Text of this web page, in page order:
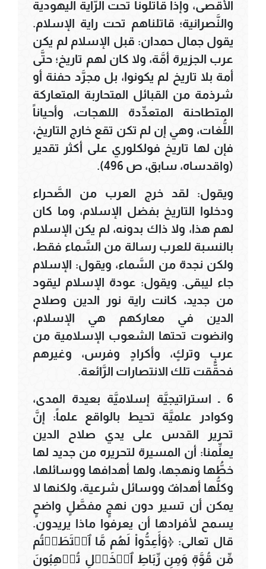
الأقصى، وإذا قاتلونا تحت الرَّاية اليهودية
والنَّصرانية؛ قاتلناهم تحت راية الإسلام.
يقول جمال حمدان: قبل الإسلام لم يكن
عرب الجزيرة أمَّة، ولا كان لهم تاريخ؛ حتَّى
أمة بلا تاريخ لم يكونوا، بل مجرَّد حفنة أو
شرذمة من القبائل المتحاربة المتعاركة
المتطاحنة المتعدِّدة اللهجات، وأحياناً
اللُّغات، وهي إن لم تكن تقع خارج التاريخ،
فإن لها تاريخ فولكلوري على أكثر تقدير
(واقدساه، سابق، ص 496).
ويقول: لقد خرج العرب من الصَّحراء
ودخلوا التاريخ بفضل الإسلام، وما كان
لهم هذا، ولا ذاك بدونه، لم يكن الإسلام
بالنسبة للعرب رسالة من السَّماء فقط،
ولكن نجدة من السَّماء، ويقول: الإسلام
جاء ليبقى. ويقول: عودة الإسلام ليقود
من جديد، كانت راية نور الدين وصلاح
الدين في معاركهم هي الإسلام،
وانضوت تحتها الشعوب الإسلامية من
عربٍ وتركٍ، وأكرادٍ وفرس، وغيرهم
فحقَّقت تلك الانتصارات الرَّائعة.
6 ـ استراتيجيَّة إسلاميَّة بعيدة المدى،
وكوادر علميَّة تحيط بالواقع علماً: إنَّ
تحرير القدس على يدي صلاح الدين
يعلِّمنا: أن المسيرة لتحريره من جديد لها
خطُّها ونهجها، ولها أهدافها ووسائلها،
وكلُّها أهدافٌ ووسائل شرعية، ولكنها لا
يمكن أن تسير دون نهجٍ مفصَّلٍ واضحٍ
يسمح لأفرادها أن يعرفوا ماذا يريدون.
قال تعالى: ﴿وَأَعِدُّواْ لَهُم مَّا ٱسۡتَطَعۡتُم
مِّن قُوَّةٖ وَمِن رِّبَاطِ ٱلۡخَيۡلِ تُرۡهِبُونَ